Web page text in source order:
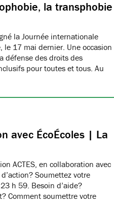
la transphobie
la Journée internationale
17 mai dernier. Une occasion
défense des droits des
pour toutes et tous. Au
avec ÉcoÉcoles | La
ACTES, en collaboration avec
Soumettez votre
h 59. Besoin d’aide?
Comment soumettre votre